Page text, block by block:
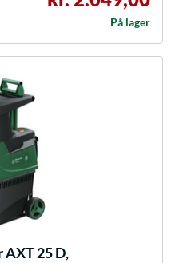
På lager
AXT 25 D,